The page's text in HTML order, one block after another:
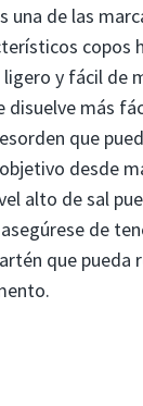
una de las
copos
y fácil de
disuelve más
que
desde
alto de sal
de
que pueda